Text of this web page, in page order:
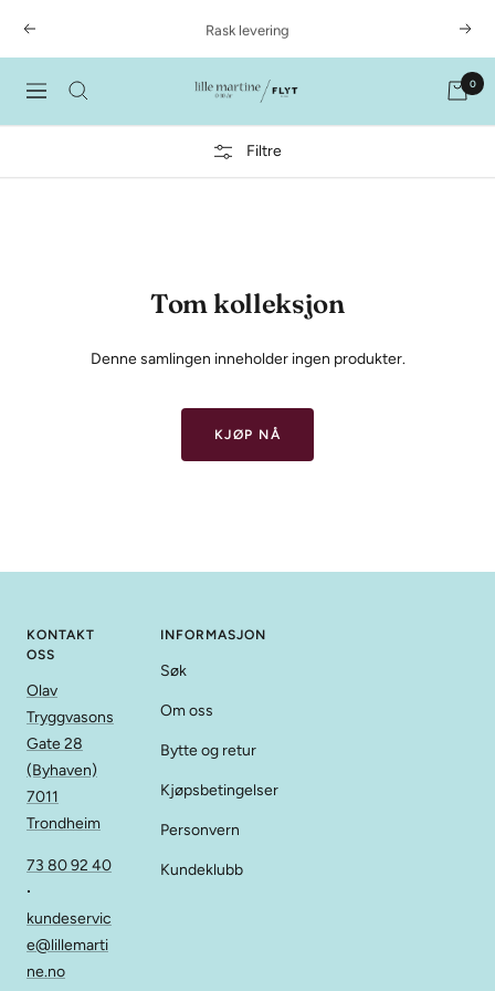
overForrige Rask levering
Meny LilleMartineFlyt 0
Filtre
Tom kolleksjon
Denne samlingen inneholder ingen produkter.
KJØP NÅ
KONTAKT
OSS
Olav
Tryggvasons
Gate 28
(Byhaven)
7011
Trondheim
73 80 92 40
∙
kundeservic
e@lillemarti
ne.no
INFORMASJON
Søk
Om oss
Bytte og retur
Kjøpsbetingelser
Personvern
Kundeklubb